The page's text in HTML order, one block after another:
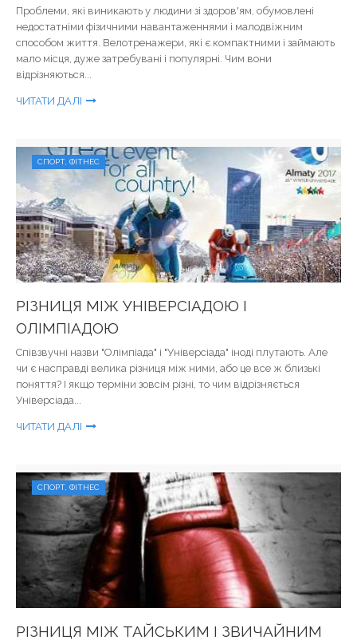
Проблеми, які виникають у людини зі здоров'ям, обумовлені
недостатніми фізичними навантаженнями і малодвіжним
способом життя. Велотренажери, які є компактними і займають
мало місця, дуже затребувані і популярні. Чим вони
відрізняються...
ЧИТАТИ ДАЛІ
СПОРТ, ФІТНЕС
РІЗНИЦЯ МІЖ УНІВЕРСІАДОЮ І
ОЛІМПІАДОЮ
Співзвучні назви "Олімпіада" і "Універсіада" іноді плутають. Але
чи є насправді велика різниця між ними, або це все ж близькі
поняття? І якщо терміни зовсім різні, то чим відрізняється
Універсіада...
ЧИТАТИ ДАЛІ
СПОРТ, ФІТНЕС
РІЗНИЦЯ МІЖ ТАЙСЬКИМ І ЗВИЧАЙНИМ